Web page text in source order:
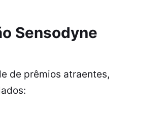
Sensodyne
de prêmios atraentes,